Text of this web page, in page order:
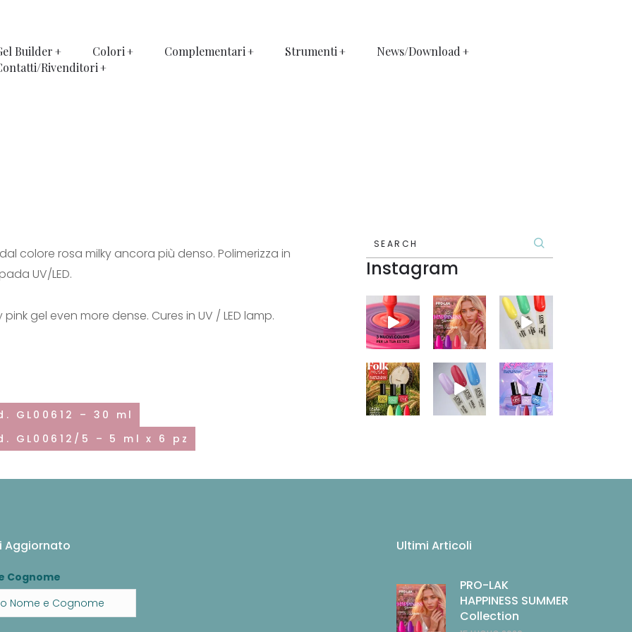
Builder Colori Complementari Strumenti
News/Download
Rivenditori
colore rosa milky ancora più denso. Polimerizza in
UV/LED.
pink gel even more dense. Cures in UV / LED lamp.
GL00612 – 30 ml
GL00612/5 – 5 ml x 6 pz
SEARCH
Instagram
Aggiornato
Cognome
Ultimi Articoli
PRO-LAK
HAPPINESS SUMMER
Collection